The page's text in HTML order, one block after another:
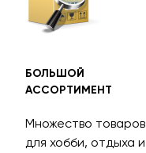
БОЛЬШОЙ
АССОРТИМЕНТ
Множество товаров
для хобби, отдыха и